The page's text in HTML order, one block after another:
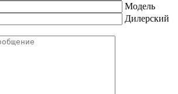
Модель
Дилерский